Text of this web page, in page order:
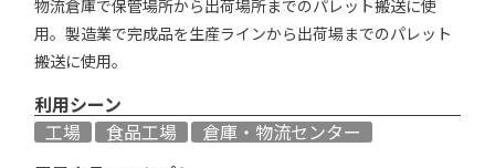
物流倉庫で保管場所から出荷場所までのパレット搬送に使
用。製造業で完成品を生産ラインから出荷場までのパレット
搬送に使用。
利用シーン
工場
食品工場
倉庫・物流センター